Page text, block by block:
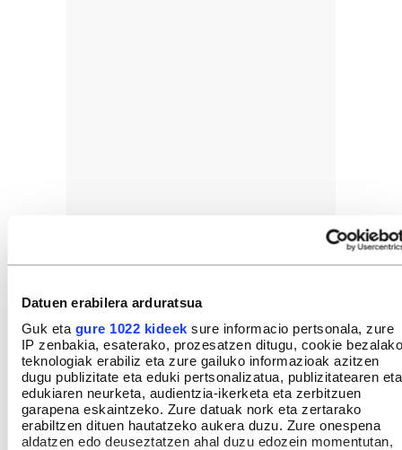
Datuen erabilera arduratsua
Guk eta gure 1022 kideek sure informacio pertsonala, zure
IP zenbakia, esaterako, prozesatzen ditugu, cookie bezalako
teknologiak erabiliz eta zure gailuko informazioak azitzen
dugu publizitate eta eduki pertsonalizatua, publizitatearen eta
edukiaren neurketa, audientzia-ikerketa eta zerbitzuen
garapena eskaintzeko. Zure datuak nork eta zertarako
erabiltzen dituen hautatzeko aukera duzu. Zure onespena
aldatzen edo deuseztatzen ahal duzu edozein momentutan,